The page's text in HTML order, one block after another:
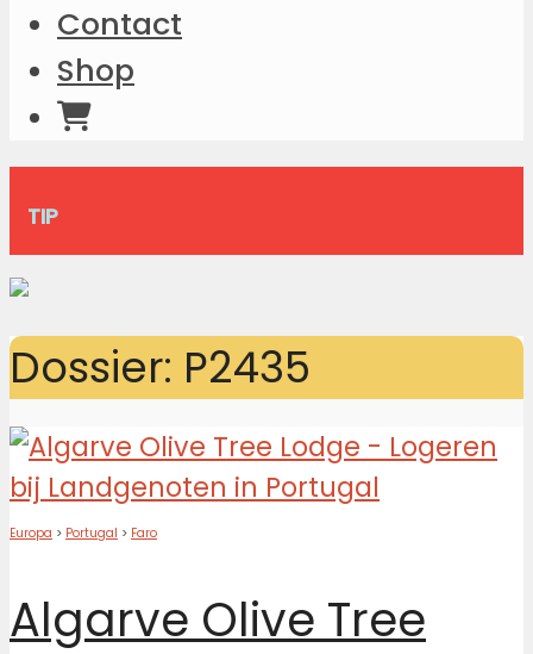
Contact
Shop
TIP
Dossier: P2435
Europa > Portugal > Faro
Algarve Olive Tree